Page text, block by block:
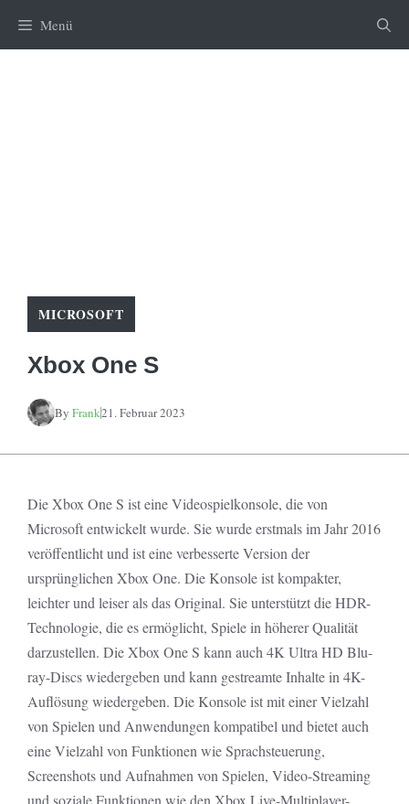
Inhalt
Menü
MICROSOFT
Xbox One S
By Frank21. Februar 2023
Die Xbox One S ist eine Videospielkonsole, die von
Microsoft entwickelt wurde. Sie wurde erstmals im Jahr 2016
veröffentlicht und ist eine verbesserte Version der
ursprünglichen Xbox One. Die Konsole ist kompakter,
leichter und leiser als das Original. Sie unterstützt die HDR-
Technologie, die es ermöglicht, Spiele in höherer Qualität
darzustellen. Die Xbox One S kann auch 4K Ultra HD Blu-
ray-Discs wiedergeben und kann gestreamte Inhalte in 4K-
Auflösung wiedergeben. Die Konsole ist mit einer Vielzahl
von Spielen und Anwendungen kompatibel und bietet auch
eine Vielzahl von Funktionen wie Sprachsteuerung,
Screenshots und Aufnahmen von Spielen, Video-Streaming
und soziale Funktionen wie den Xbox Live-Multiplayer-